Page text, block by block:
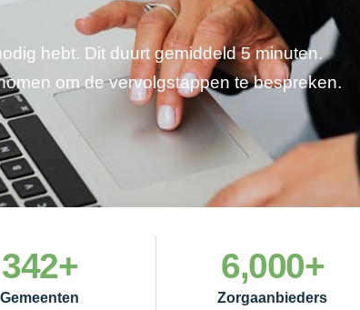
hebt. Dit duurt gemiddeld 5 minuten.
om de vervolgstappen te bespreken.
Gemeenten
342+
Zorgaanbieders
6,000+